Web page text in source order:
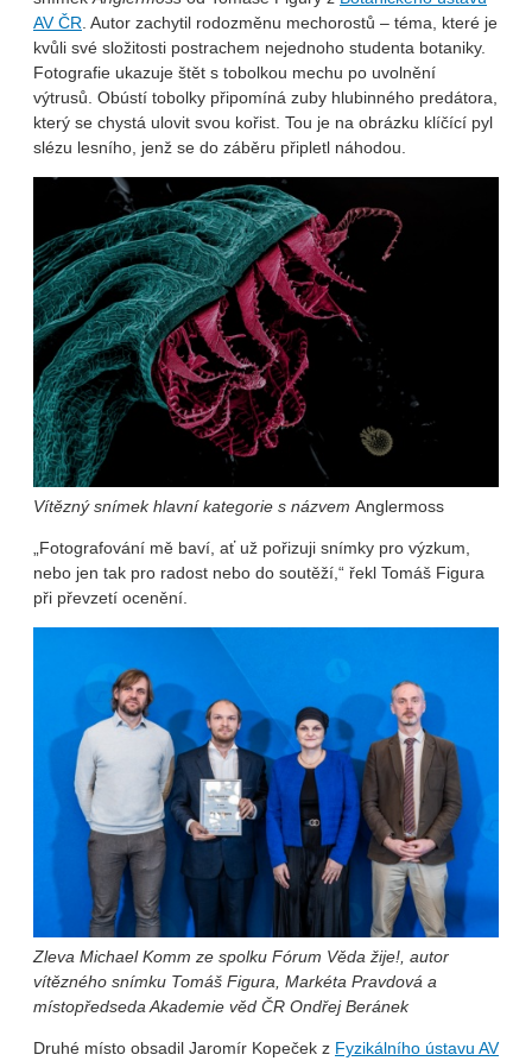
AV ČR . Autor zachytil rodozměnu mechorostů – téma, které je
kvůli své složitosti postrachem nejednoho studenta botaniky.
Fotografie ukazuje štět s tobolkou mechu po uvolnění
výtrusů. Obústí tobolky připomíná zuby hlubinného predátora,
který se chystá ulovit svou kořist. Tou je na obrázku klíčící pyl
slézu lesního, jenž se do záběru připletl náhodou.
Vítězný snímek hlavní kategorie s názvem Anglermoss
„Fotografování mě baví, ať už pořizuji snímky pro výzkum,
nebo jen tak pro radost nebo do soutěží,“ řekl Tomáš Figura
při převzetí ocenění.
Zleva Michael Komm ze spolku Fórum Věda žije!, autor
vítězného snímku Tomáš Figura, Markéta Pravdová a
místopředseda Akademie věd ČR Ondřej Beránek
Druhé místo obsadil Jaromír Kopeček z Fyzikálního ústavu AV